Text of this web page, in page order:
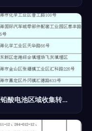
上海市危险废物经营许可证名单与废铅酸电池区域收集转运试点名单监管运行分析